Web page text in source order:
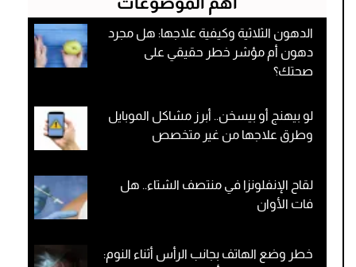
الدهون الثلاثية وكيفية علاجها: هل مجرد
دهون أم مؤشر خطر حقيقي على
صحتك؟
لو بيهنج أو بيسخن.. أبرز مشاكل الموبايل
وطرق علاجها من غير متخصص
لقاح الإنفلونزا في منتصف الشتاء.. هل
فات الأوان
خطر وضع الهاتف بجانب الرأس أثناء النوم: